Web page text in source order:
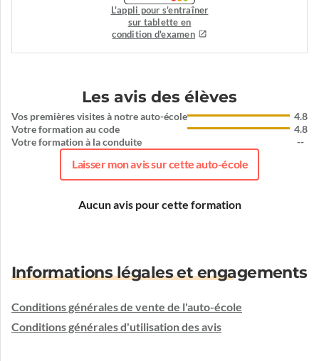
L'appli pour s'entraîner
sur tablette en
condition d'examen
Les avis des élèves
Vos premières visites à notre auto-école
Votre formation au code
Votre formation à la conduite
4.8
4.8
--
Laisser mon avis sur cette auto-école
Aucun avis pour cette formation
Informations légales et engagements
Conditions générales de vente de l'auto-école
Conditions générales d'utilisation des avis